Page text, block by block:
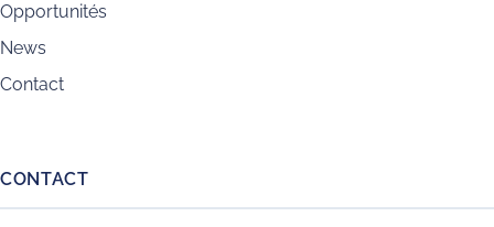
Opportunités
News
Contact
CONTACT